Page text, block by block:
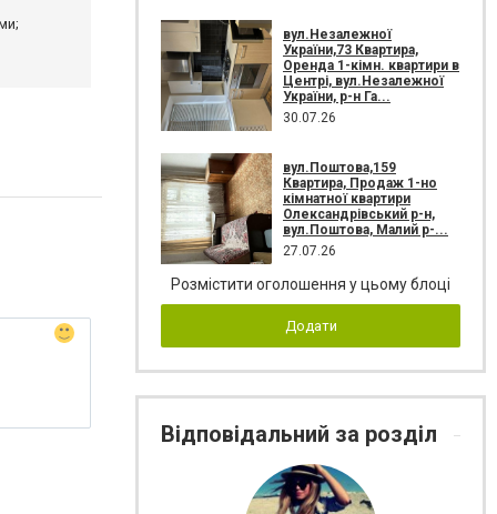
вул.Незалежної
України,73 Квартира,
Оренда 1-кімн. квартири в
Центрі, вул.Незалежної
України, р-н Га...
30.07.26
вул.Поштова,159
Квартира, Продаж 1-но
кімнатної квартири
Олександрівський р-н,
вул.Поштова, Малий р-...
27.07.26
Розмістити оголошення у цьому блоці
Додати
Відповідальний за розділ